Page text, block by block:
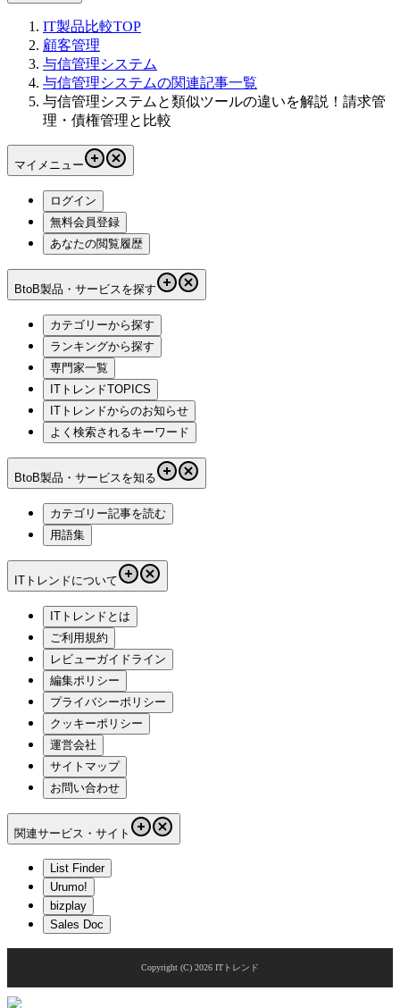
IT製品比較TOP
顧客管理
与信管理システム
与信管理システムの関連記事一覧
与信管理システムと類似ツールの違いを解説！請求管
理・債権管理と比較
マイメニュー
ログイン
無料会員登録
あなたの閲覧履歴
BtoB製品・サービスを探す
カテゴリーから探す
ランキングから探す
専門家一覧
ITトレンドTOPICS
ITトレンドからのお知らせ
よく検索されるキーワード
BtoB製品・サービスを知る
カテゴリー記事を読む
用語集
ITトレンドについて
ITトレンドとは
ご利用規約
レビューガイドライン
編集ポリシー
プライバシーポリシー
クッキーポリシー
運営会社
サイトマップ
お問い合わせ
関連サービス・サイト
List Finder
Urumo!
bizplay
Sales Doc
Copyright (C) 2026 ITトレンド